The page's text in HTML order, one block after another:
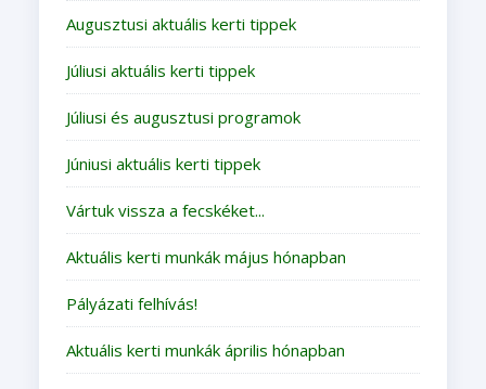
Augusztusi aktuális kerti tippek
Júliusi aktuális kerti tippek
Júliusi és augusztusi programok
Júniusi aktuális kerti tippek
Vártuk vissza a fecskéket...
Aktuális kerti munkák május hónapban
Pályázati felhívás!
Aktuális kerti munkák április hónapban